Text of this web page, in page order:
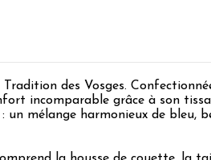
des Vosges.
incomparable grâce à son
mélange harmonieux de bleu,